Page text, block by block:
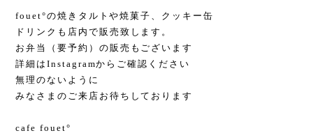
fouet°の焼きタルトや焼菓子、クッキー缶
ドリンクも店内で販売致します。
お弁当（要予約）の販売もございます
詳細はInstagramからご確認ください
無理のないように
みなさまのご来店お待ちしております
cafe fouet°